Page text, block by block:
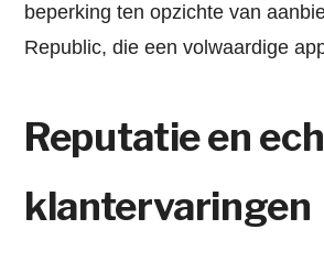
beperking ten opzichte van
Republic, die een volwaardige
Reputatie en
klantervaringen